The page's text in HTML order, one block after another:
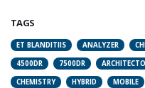
TAGS
ET BLANDITIIS ANALYZER
4500DR
7500DR ARCHITECTO
CHEMISTRY
HYBRID MOBILE